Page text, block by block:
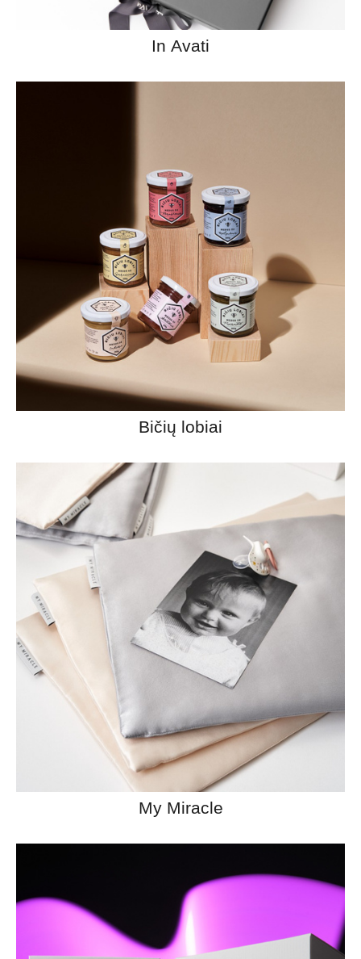
In Avati
Bičių lobiai
My Miracle